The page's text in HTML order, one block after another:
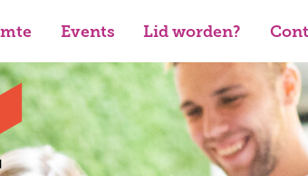
Events Lid worden?